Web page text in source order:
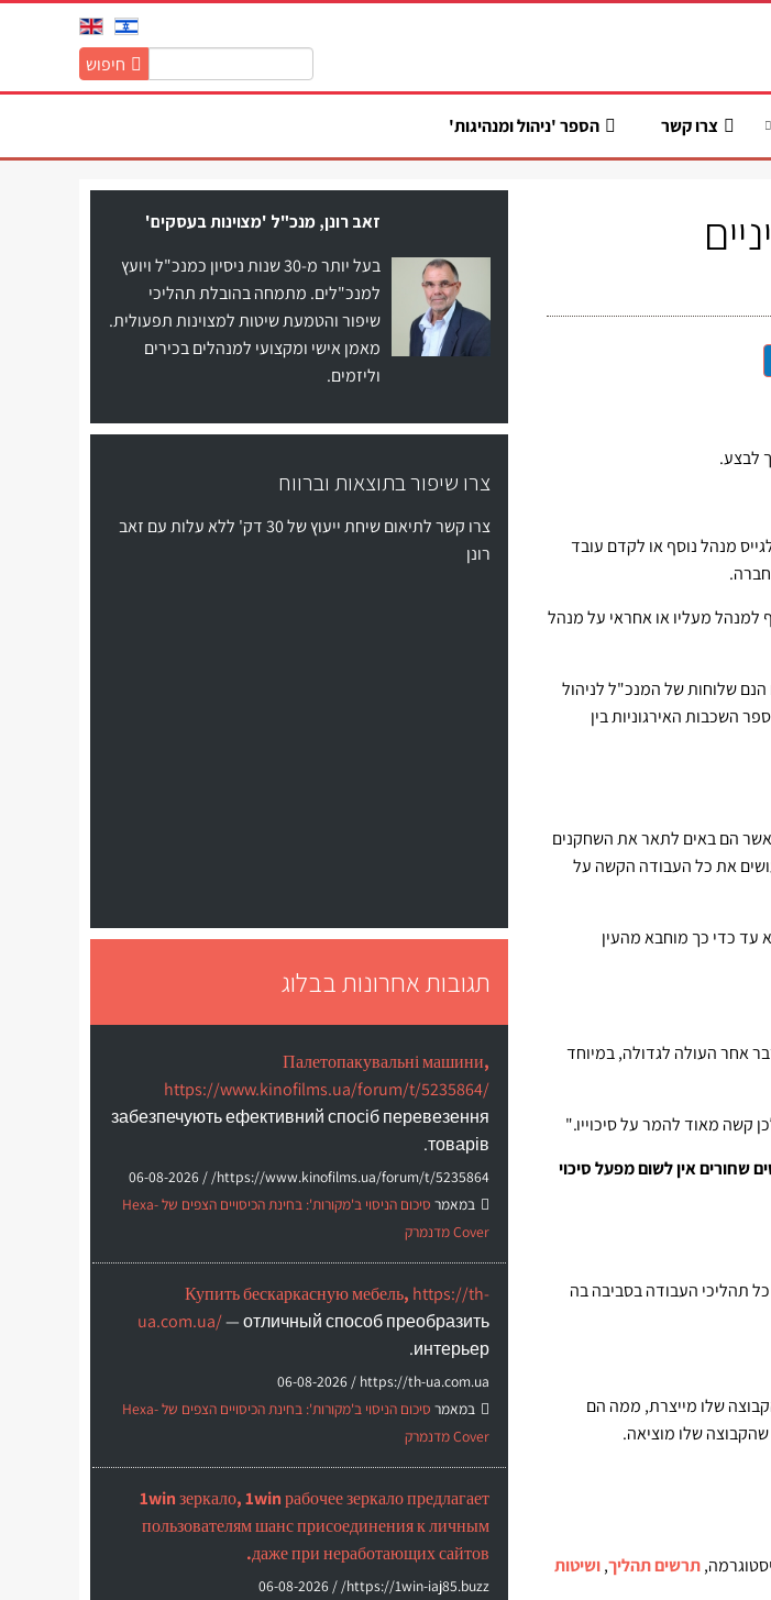
באתר:
חיפוש
צרו קשר הספר 'ניהול ומנהיגות'
לבצע.
צורך לגייס מנהל נוסף או לקדם עובד
למנהל מעליו או אחראי על מנהל
שלוחות של המנכ"ל לניהול
השכבות האירגוניות בין
הם באים לתאר את השחקנים
את כל העבודה הקשה על
עד כדי כך מוחבא מהעין
אחר העולה לגדולה, במיוחד
קשה מאוד להמר על סיכוייו."
שחורים אין לשום מפעל סיכוי
תהליכי העבודה בסביבה בה
שלו מייצרת, ממה הם
שהקבוצה שלו מוציאה.
תרשים תהליך,ושיטות
זאב רונן, מנכ"ל 'מצוינות בעסקים'
בעל יותר מ-30 שנות ניסיון כמנכ"ל ויועץ
למנכ"לים. מתמחה בהובלת תהליכי
שיפור והטמעת שיטות למצוינות תפעולית.
מאמן אישי ומקצועי למנהלים בכירים
וליזמים.
צרו שיפור בתוצאות וברווח
צרו קשר לתיאום שיחת ייעוץ של 30 דק' ללא עלות עם זאב
רונן
תגובות אחרונות בבלוג
Палетопакувальні машини,
https://www.kinofilms.ua/forum/t/5235864/
забезпечують ефективний спосіб перевезення
товарів.
https://www.kinofilms.ua/forum/t/5235864/ /
06-08-2026
במאמר
סיכום הניסוי ב'מקורות': בחינת הכיסויים הצפים של Hexa-
Cover מדנמרק
Купить бескаркасную мебель, https://th-
ua.com.ua/— отличный способ преобразить
интерьер.
https://th-ua.com.ua /
06-08-2026
במאמר
סיכום הניסוי ב'מקורות': בחינת הכיסויים הצפים של Hexa-
Cover מדנמרק
1win зеркало, 1win рабочее зеркало предлагает
пользователям шанс присоединения к личным
даже при неработающих сайтов.
https://1win-iaj85.buzz/ /
06-08-2026